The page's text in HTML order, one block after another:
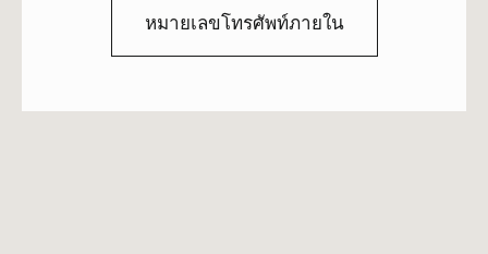
หมายเลขโทรศัพท์ภายใน